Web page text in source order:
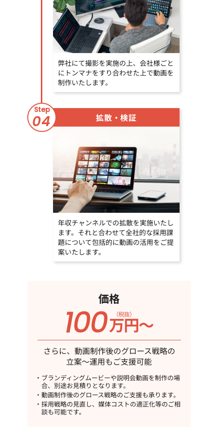
弊社にて撮影を実施の上、会社様ごと
にトンマナをすり合わせた上で動画を
制作いたします。
Step
04 拡散・検証
年収チャンネルでの拡散を実施いたし
ます。それと合わせて全社的な採用課
題について包括的に動画の活用をご提
案いたします。
価格
さらに、動画制作後のグロース戦略の
立案～運用もご支援可能
ブランディングムービーや説明会動画を制作の場
合、別途お見積りとなります。
動画制作後のグロース戦略のご支援も承ります。
採用戦略の見直し、媒体コストの適正化等のご相
談も可能です。